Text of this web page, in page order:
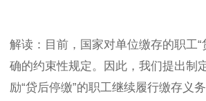
解读：目前，国家对单位缴存的职工“
确的约束性规定。因此，我们提出制
励“贷后停缴”的职工继续履行缴存义